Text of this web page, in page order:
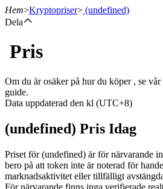
Terminer
USDT Futures
Hem>Kryptopriser> (undefined)
Dela
Pris
Om du är osäker på hur du köper , se vår
guide.
Data uppdaterad den kl (UTC+8)
(undefined) Pris Idag
Priset för (undefined) är för närvarande
bero på att token inte är noterad för
marknadsaktivitet eller tillfälligt
För närvarande finns inga verifierade